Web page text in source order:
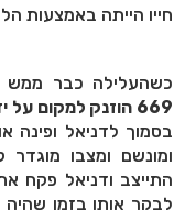
חייו הייתה באמצעות
כשהעלילה כבר ממש
669 הוזנק למקום על ידי מוקד החירום 101 של מד"א
בסמוך לדניאל ופינה
ומונשם ומצבו מוגדר
התייצב ודניאל פקח
לבקר אותו בזמן שהיה